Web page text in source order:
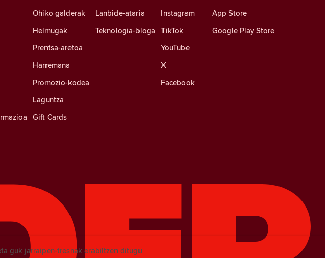
Instagram
TikTok
YouTube
X
Facebook
Lanbide-ataria
Teknologia-bloga
Ohiko galderak
Helmugak
Prentsa-aretoa
Harremana
Promozio-kodea
Laguntza
Gift Cards
App Store
Google Play Store
guk jarraipen-tresnak erabiltzen ditugu